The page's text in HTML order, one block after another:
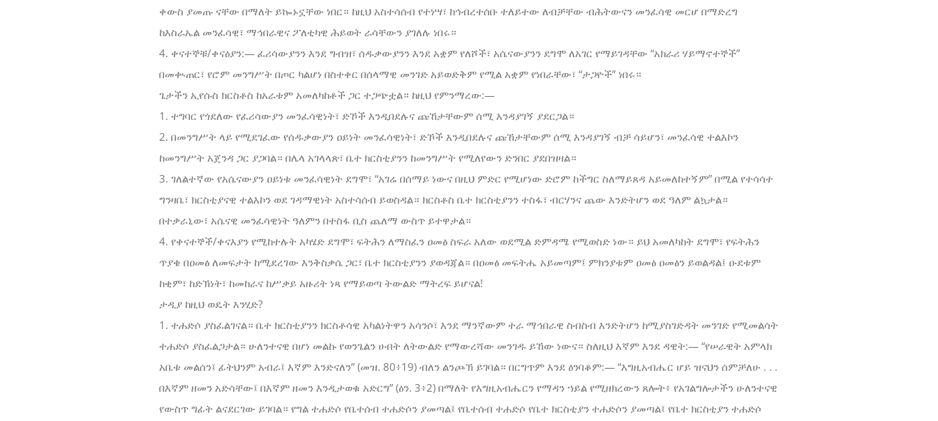
ቀውስ ያመጡ ናቸው በማለት ይኰኑኗቸው ነበር። ከዚህ አስተሳሰብ የተነሣ፣ ከኅብረተሰቡ ተለይተው ለብቻቸው ብሕትውናን መንፈሳዊ መርሆ በማድረግ
ከእስራኤል መንፈሳዊ፣ ማኅበራዊና ፖለቲካዊ ሕይወት ራሳቸውን ያገለሉ ነበሩ።
4. ቀናተኞቹ/ቀናዕያን:— ፈሪሳውያንን እንደ ግብዝ፣ ሰዱቃውያንን እንደ አቋም የለሾች፣ አሴናውያንን ደግሞ ለአገር የማይገዳቸው “አክራሪ ሃይማኖተኞች”
በመቊጠር፣ የሮም መንግሥት በጦር ካልሆነ በስተቀር በሰላማዊ መንገድ አይወድቅም የሚል አቋም የነበራቸው፣ “ታጋዮች” ነበሩ።
ጌታችን ኢየሱስ ክርስቶስ ከአራቱም አመለካከቶች ጋር ተጋጭቷል። ከዚህ የምንማረው:—
1. ተግባር የጎደለው የፈሪሳውያን መንፈሳዊነት፣ ድኾች እንዲበደሉና ጩኸታቸውም ሰሚ እንዳያገኝ ያደርጋል።
2. በመንግሥት ላይ የሚደገፈው የሰዱቃውያን ዐይነት መንፈሳዊነት፣ ድኾች እንዲበደሉና ጩኸታቸውም ሰሚ እንዳያገኝ ብቻ ሳይሆን፣ መንፈሳዊ ተልእኮን
ከመንግሥት አጀንዳ ጋር ያጋባል። በሌላ አገላላጽ፣ ቤተ ክርስቲያንን ከመንግሥት የሚለየውን ድንበር ያደበዝዛል።
3. ገለልተኛው የአሴናውያን ዐይነቱ መንፈሳዊነት ደግሞ፣ “አገሬ በሰማይ ነውና በዚህ ምድር የሚሆነው ድሮም ከችግር ስለማይጸዳ አይመለከተኝም” በሚል የተሳሳተ
ግንዛቤ፣ ክርስቲያናዊ ተልእኮን ወደ ገዳማዊነት አስተሳሰብ ይወስዳል። ክርስቶስ ቤተ ክርስቲያንን ተስፋ፣ ብርሃንና ጨው እንድትሆን ወደ ዓለም ልኳታል።
በተቃራኒው፣ አሴናዊ መንፈሳዊነት ዓለምን በተስፋ ቢስ ጨለማ ውስጥ ይተዋታል።
4. የቀናተኞች/ቀናእያን የሚከተሉት አካሄድ ደግሞ፣ ፍትሕን ለማስፈን ዐመፅ ስፍራ አለው ወደሚል ድምዳሜ የሚወስድ ነው። ይህ አመለካከት ደግሞ፣ የፍትሕን
ጥያቄ በዐመፅ ለመፍታት ከሚደረገው እንቅስቃሴ ጋር፣ ቤተ ክርስቲያንን ያወዳጃል። በዐመፅ መፍትሔ አይመጣም፤ ምክንያቱም ዐመፅ ዐመፅን ይወልዳል፤ ዑደቱም
ከቂም፣ ከድኽነት፣ ከመከራና ከሥቃይ አዙሪት ነጻ የማይወጣ ትውልድ ማትረፍ ይሆናል!
ታዲያ ከዚህ ወዴት እንሂድ?
1. ተሐድሶ ያስፈልገናል። ቤተ ክርስቲያንን ክርስቶሳዊ አካልነትዋን አሳንሶ፣ እንደ ማንኛውም ተራ ማኅበራዊ ስብስብ እንድትሆን ከሚያስገድዳት መንገድ የሚመልሳት
ተሐድሶ ያስፈልጋታል። ሁለንተናዊ በሆነ መልኩ የወንጌልን ሀብት ለትውልድ የማውረሻው መንገዱ ይኸው ነውና። ስለዚህ እኛም እንደ ዳዊት:— “የሠራዊት አምላክ
አቤቱ መልሰን፤ ፊትህንም አብራ፤ እኛም እንድናለን” (መዝ. 80፥19) ብለን ልንጮኽ ይገባል። በርግጥም እንደ ዕንባቆም:— “እግዚአብሔር ሆይ ዝናህን ሰምቻለሁ . . .
በእኛም ዘመን አድሳቸው፤ በእኛም ዘመን እንዲታወቁ አድርግ” (ዕን. 3፥2) በማለት የእግዚአብሔርን የማዳን ኀይል የሚዘክረውን ጸሎት፥ የአገልግሎታችን ሁለንተናዊ
የውስጥ ግፊት ልናደርገው ይገባል። የግል ተሐድሶ የቤተሰብ ተሐድሶን ያመጣል፤ የቤተሰብ ተሐድሶ የቤተ ክርስቲያን ተሐድሶን ያመጣል፤ የቤተ ክርስቲያን ተሐድሶ